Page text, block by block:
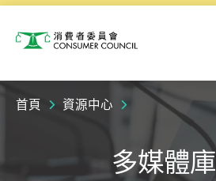
消費者委員會
首頁 資源中心
多媒體庫